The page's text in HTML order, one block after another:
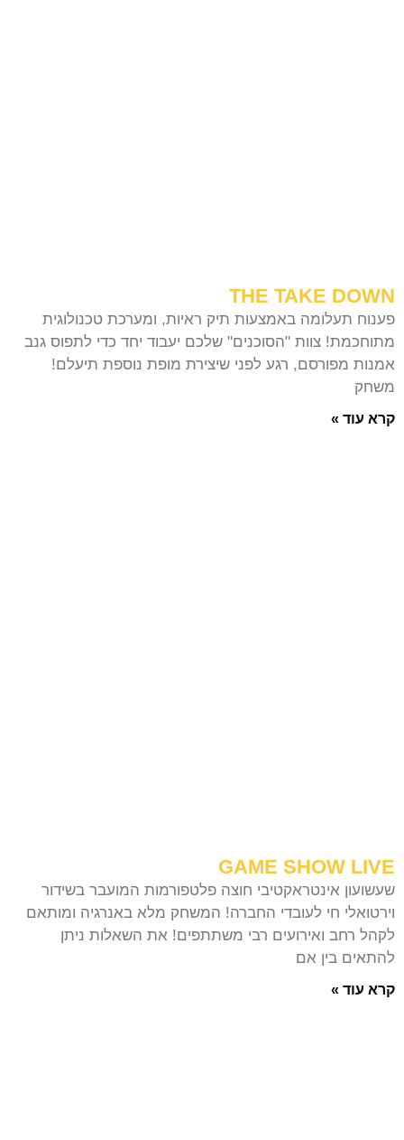
THE TAKE DOWN
פענוח תעלומה באמצעות תיק ראיות, ומערכת טכנולוגית
מתוחכמת! צוות "הסוכנים" שלכם יעבוד יחד כדי לתפוס גנב
אמנות מפורסם, רגע לפני שיצירת מופת נוספת תיעלם!
משחק
קרא עוד »
GAME SHOW LIVE
שעשועון אינטראקטיבי חוצה פלטפורמות המועבר בשידור
וירטואלי חי לעובדי החברה! המשחק מלא באנרגיה ומותאם
לקהל רחב ואירועים רבי משתתפים! את השאלות ניתן
להתאים בין אם
קרא עוד »